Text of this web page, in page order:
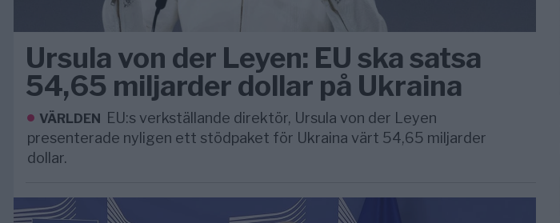
Ursula von der Leyen: EU ska satsa
54,65 miljarder dollar på Ukraina
VÄRLDEN EU:s verkställande direktör, Ursula von der Leyen
presenterade nyligen ett stödpaket för Ukraina värt 54,65 miljarder
dollar.